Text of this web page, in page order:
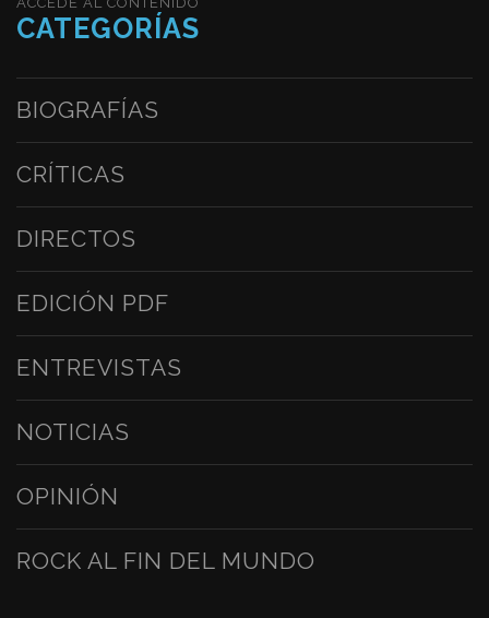
CATEGORÍAS
BIOGRAFÍAS
CRÍTICAS
DIRECTOS
EDICIÓN PDF
ENTREVISTAS
NOTICIAS
OPINIÓN
ROCK AL FIN DEL MUNDO